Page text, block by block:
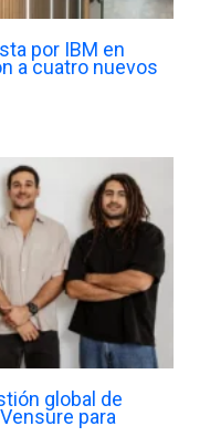
por IBM en
a cuatro nuevos
global de
para